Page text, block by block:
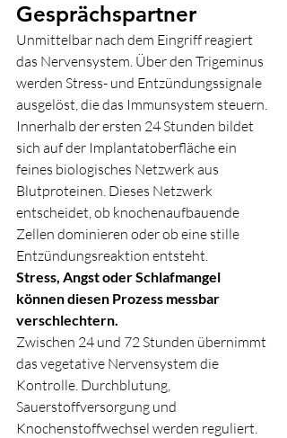
Gesprächspartner
Unmittelbar nach dem Eingriff reagiert
das Nervensystem. Über den Trigeminus
werden Stress- und Entzündungssignale
ausgelöst, die das Immunsystem steuern.
Innerhalb der ersten 24 Stunden bildet
sich auf der Implantatoberfläche ein
feines biologisches Netzwerk aus
Blutproteinen. Dieses Netzwerk
entscheidet, ob knochenaufbauende
Zellen dominieren oder ob eine stille
Entzündungsreaktion entsteht.
Stress, Angst oder Schlafmangel
können diesen Prozess messbar
verschlechtern.
Zwischen 24 und 72 Stunden übernimmt
das vegetative Nervensystem die
Kontrolle. Durchblutung,
Sauerstoffversorgung und
Knochenstoffwechsel werden reguliert.